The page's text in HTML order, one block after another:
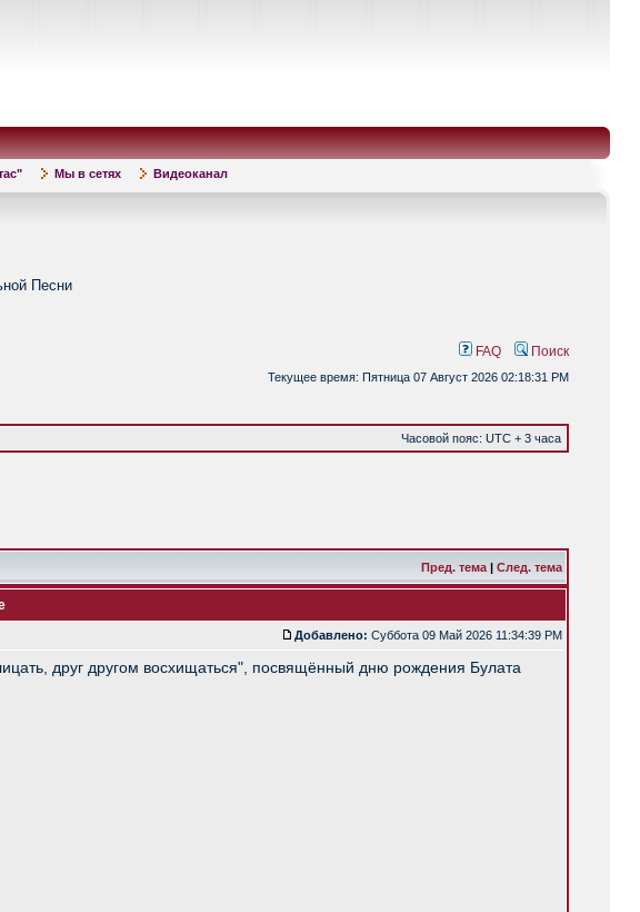
Мы в сетях Видеоканал
Песни
FAQ Поиск
Текущее время: Пятница 07 Август 2026 02:18:31 PM
Часовой пояс: UTC + 3 часа
Пред. тема | След. тема
Добавлено: Суббота 09 Май 2026 11:34:39 PM
друг другом восхищаться", посвящённый дню рождения Булата